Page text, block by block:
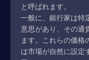
と呼ばれます。
一般に、銀行家は特
意思があり、その通
ます。これらの価格
は市場が自然に設定